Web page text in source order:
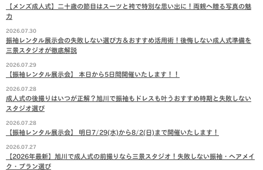
【メンズ成人式】二十歳の節目はスーツと袴で特別な思い出に！両親へ贈る写真の魅
力
2026.07.30
振袖レンタル展示会の失敗しない選び方＆おすすめ活用術！後悔しない成人式準備を
三景スタジオが徹底解説
2026.07.29
【振袖レンタル展示会】 本日から5日間開催いたします！！
2026.07.28
成人式の後撮りはいつが正解？旭川で振袖もドレスも叶うおすすめ時期と失敗しない
スタジオ選び
2026.07.28
【振袖レンタル展示会】 明日7/29(水)から8/2(日)まで開催いたします！
2026.07.27
【2026年最新】旭川で成人式の前撮りなら三景スタジオ！失敗しない振袖・ヘアメイ
ク・プラン選び